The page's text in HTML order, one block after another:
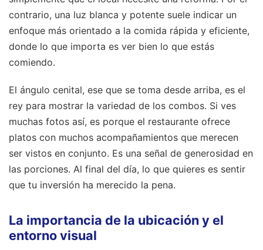
contrario, una luz blanca y potente suele indicar un
enfoque más orientado a la comida rápida y eficiente,
donde lo que importa es ver bien lo que estás
comiendo.
El ángulo cenital, ese que se toma desde arriba, es el
rey para mostrar la variedad de los combos. Si ves
muchas fotos así, es porque el restaurante ofrece
platos con muchos acompañamientos que merecen
ser vistos en conjunto. Es una señal de generosidad en
las porciones. Al final del día, lo que quieres es sentir
que tu inversión ha merecido la pena.
La importancia de la ubicación y el
entorno visual